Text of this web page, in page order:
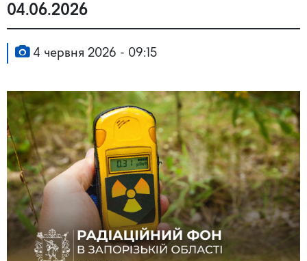
04.06.2026
4 червня 2026 - 09:15